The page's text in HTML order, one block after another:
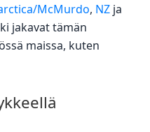
McMurdo, NZ ja
jakavat tämän
maissa, kuten